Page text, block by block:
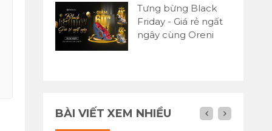
Tưng bừng Black
Friday - Giá rẻ ngất
ngây cùng Oreni
BÀI VIẾT XEM NHIỀU